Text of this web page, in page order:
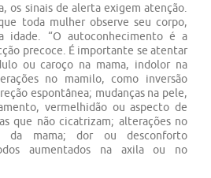
os sinais de alerta exigem atenção.
toda mulher observe seu corpo,
idade. “O autoconhecimento é a
precoce. É importante se atentar
ou caroço na mama, indolor na
no mamilo, como inversão
espontânea; mudanças na pele,
vermelhidão ou aspecto de
que não cicatrizam; alterações no
da mama; dor ou desconforto
aumentados na axila ou no